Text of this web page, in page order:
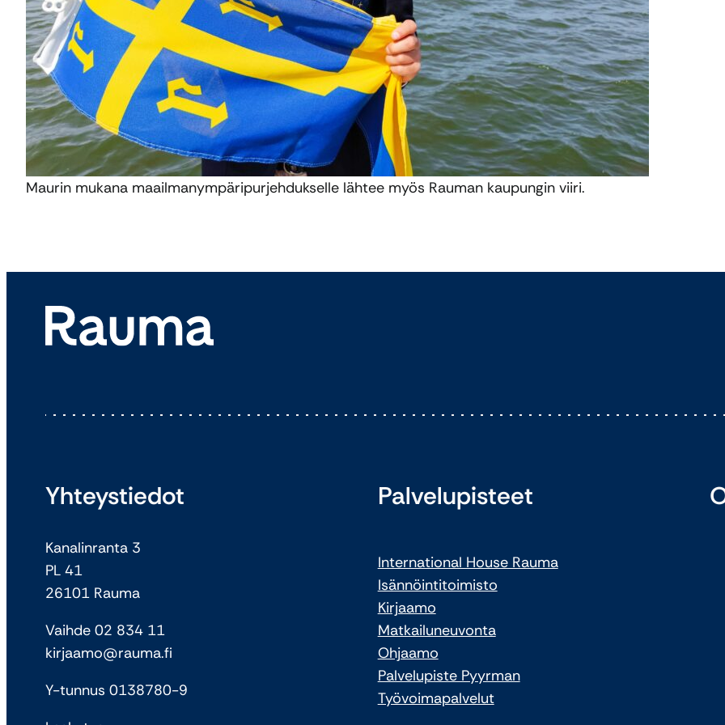
Maurin mukana maailmanympäripurjehdukselle lähtee myös Rauman kaupungin viiri.
Yhteystiedot
Kanalinranta 3
PL 41
26101 Rauma
Vaihde 02 834 11
kirjaamo@rauma.fi
Y-tunnus 0138780-9
Palvelupisteet
International House Rauma
Isännöintitoimisto
Kirjaamo
Matkailuneuvonta
Ohjaamo
Palvelupiste Pyyrman
Työvoimapalvelut